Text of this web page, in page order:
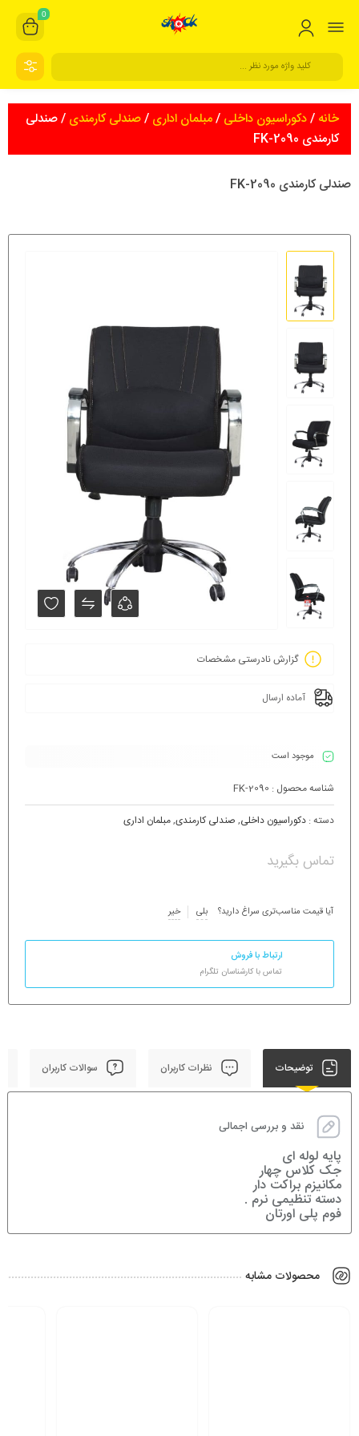
0
خانه /دکوراسیون داخلی /مبلمان اداری /صندلی کارمندی / صندلی
کارمندی FK-2090
صندلی کارمندی FK-2090
گزارش نادرستی مشخصات
آماده ارسال
موجود است
شناسه محصول : FK-2090
دسته : دکوراسیون داخلی, صندلی کارمندی,مبلمان اداری
تماس بگیرید
آیا قیمت مناسب‌تری سراغ دارید؟ بلی خیر
ارتباط با فروش
تماس با کارشناسان تلگرام
توضیحات نظرات کاربران سوالات کاربران
نقد و بررسی اجمالی
پایه لوله ای
جک کلاس چهار
مکانیزم براکت دار
دسته تنظیمی نرم .
فوم پلی اورتان
محصولات مشابه